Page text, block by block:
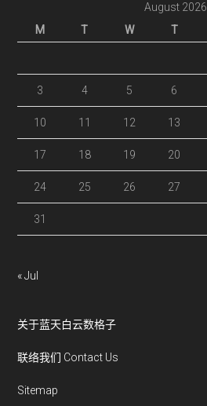
August 2026
M
T W T
3 4 5 6
10 11 12 13
17 18 19 20
24 25 26 27
31
« Jul
关于蓝天白云数格子
联络我们 Contact Us
Sitemap